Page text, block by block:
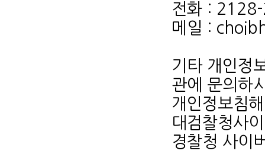
전화 :
메일 :
기타 개인정
관에 문의하
개인정보침
대검찰청사
경찰청 사